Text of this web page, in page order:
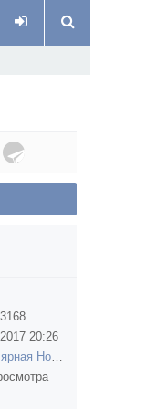
20:26
Заполярная Норвегия (июль-август 2017)